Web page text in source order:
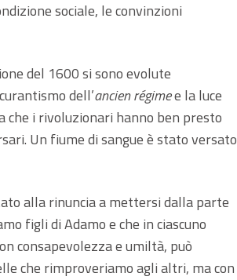
sociale, le convinzioni
del 1600 si sono evolute
dell’ancien régimee la luce
che i rivoluzionari hanno ben presto
Un fiume di sangue è stato versato
alla rinuncia a mettersi dalla parte
figli di Adamo e che in ciascuno
consapevolezza e umiltà, può
che rimproveriamo agli altri, ma con